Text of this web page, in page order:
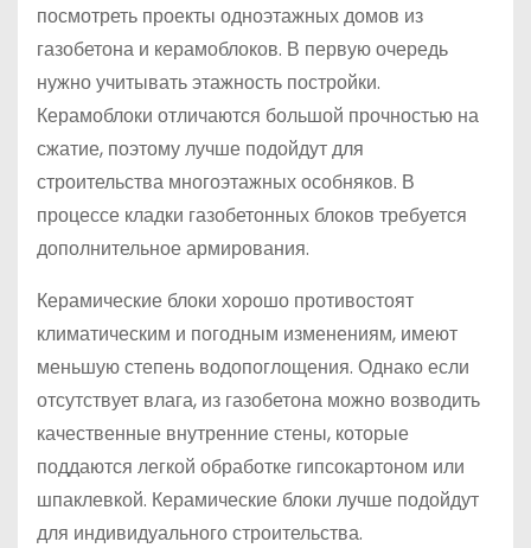
посмотреть проекты одноэтажных домов из
газобетона и керамоблоков. В первую очередь
нужно учитывать этажность постройки.
Керамоблоки отличаются большой прочностью на
сжатие, поэтому лучше подойдут для
строительства многоэтажных особняков. В
процессе кладки газобетонных блоков требуется
дополнительное армирования.
Керамические блоки хорошо противостоят
климатическим и погодным изменениям, имеют
меньшую степень водопоглощения. Однако если
отсутствует влага, из газобетона можно возводить
качественные внутренние стены, которые
поддаются легкой обработке гипсокартоном или
шпаклевкой. Керамические блоки лучше подойдут
для индивидуального строительства.